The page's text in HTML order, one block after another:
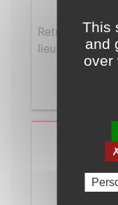
Retrouvez les
lieu en 2025
This
and
over